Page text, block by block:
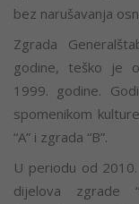
bez narušavanja
Zgrada
godine, teško je
1999. godine.
spomenikom
“A” i zgrada “B”.
U periodu od
dijelova zgrade